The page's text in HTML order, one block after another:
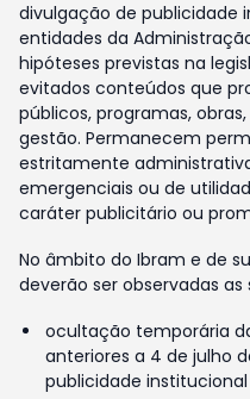
divulgação de publicidade
entidades da
hipóteses previstas na
evitados conteúdos que
públicos, programas,
gestão. Permanecem
estritamente
emergenciais ou de
caráter publicitário ou
No âmbito do Ibram e de
deverão ser observadas
ocultação temporária
anteriores a 4 de julho
publicidade